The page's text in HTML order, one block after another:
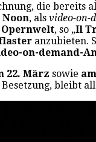
die bereits
Noon, als video-on-
, so „Il
anzubieten.
on-demand-
22. März sowie
bleibt